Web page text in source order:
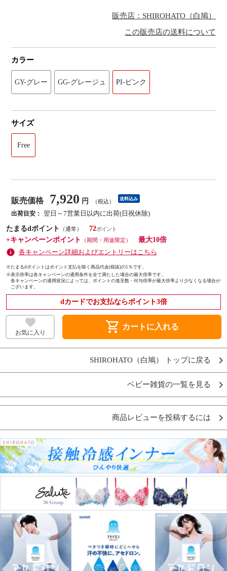
販売店：SHIROHATO（白鳩）
この販売店の送料について
カラー
GY-グレー GG-グレージュ PI-ピンク
サイズ
Free
販売価格 7,920 円 （税込） 送料込み
出荷目安： 翌日～7営業日以内に出荷(日祝休除)
たまるdポイント
（通常）
72
+キャンペーンポイント
（期間・用途限定）
最大10倍
各キャンペーン詳細およびエントリーはこちら
※たまるdポイントはポイント支払を除く商品代金(税抜)の1％です。
※表示倍率は各キャンペーンの適用条件を全て満たした場合の最大倍率です。
各キャンペーンの適用状況によっては、ポイントの進呈数・付与倍率が最大倍率より少なくなる場合が
ございます。
dカードでお支払ならポイント3倍
お気に入り shopping_cart カートに入れる
SHIROHATO（白鳩） トップに戻る
ベビー雑貨の一覧を見る
商品レビューを投稿するには